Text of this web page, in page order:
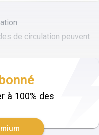
de circulation peuvent
à 100% des